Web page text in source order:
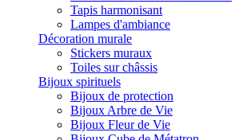
Tapis harmonisant
Lampes d'ambiance
Décoration murale
Stickers muraux
Toiles sur châssis
Bijoux spirituels
Bijoux de protection
Bijoux Arbre de Vie
Bijoux Fleur de Vie